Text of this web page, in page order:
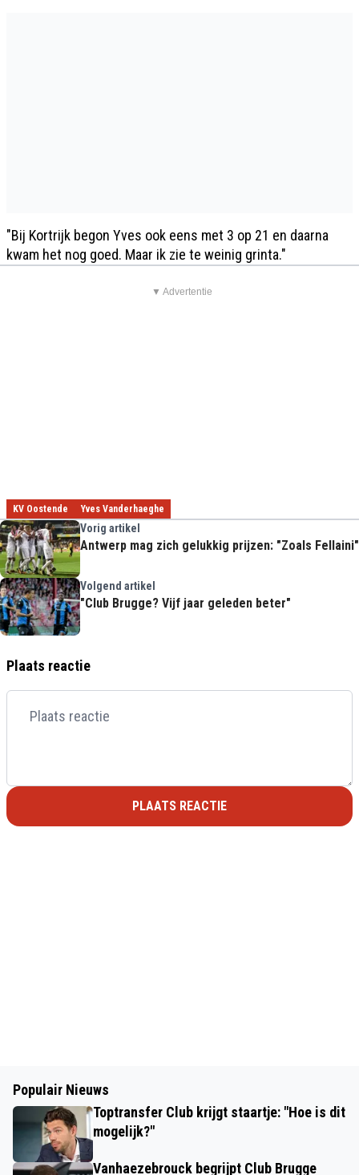
"Bij Kortrijk begon Yves ook eens met 3 op 21 en daarna
kwam het nog goed. Maar ik zie te weinig grinta."
▼ Advertentie
KV Oostende Yves Vanderhaeghe
Vorig artikel
Antwerp mag zich gelukkig prijzen: "Zoals Fellaini"
Volgend artikel
"Club Brugge? Vijf jaar geleden beter"
Plaats reactie
PLAATS REACTIE
Populair Nieuws
Toptransfer Club krijgt staartje: "Hoe is dit
mogelijk?"
Vanhaezebrouck begrijpt Club Brugge